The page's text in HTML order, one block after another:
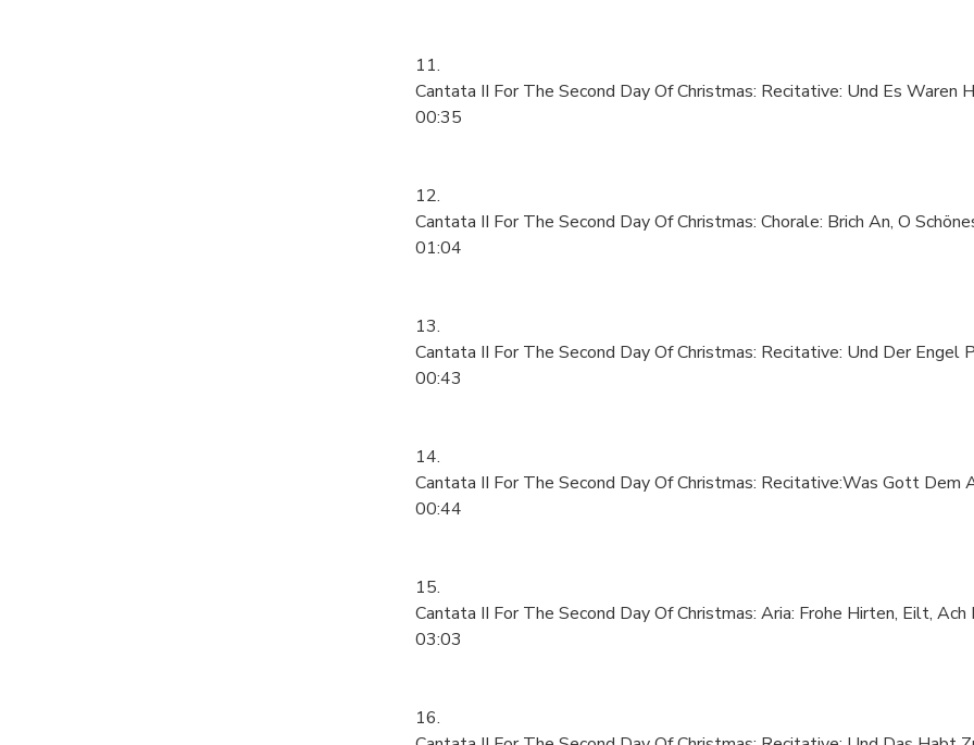
11.
Cantata II For The Second Day Of Christmas: Recitative: Und Es Waren
00:35
12.
Cantata II For The Second Day Of Christmas: Chorale: Brich An, O
01:04
13.
Cantata II For The Second Day Of Christmas: Recitative: Und Der Engel
00:43
14.
Cantata II For The Second Day Of Christmas: Recitative:Was Gott Dem
00:44
15.
Cantata II For The Second Day Of Christmas: Aria: Frohe Hirten, Eilt,
03:03
16.